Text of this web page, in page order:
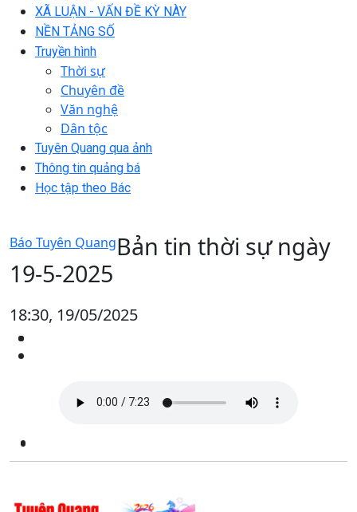
XÃ LUẬN - VẤN ĐỀ KỲ NÀY
NỀN TẢNG SỐ
Truyền hình
Thời sự
Chuyên đề
Văn nghệ
Dân tộc
Tuyên Quang qua ảnh
Thông tin quảng bá
Học tập theo Bác
Báo Tuyên QuangBản tin thời sự ngày
19-5-2025
18:30, 19/05/2025